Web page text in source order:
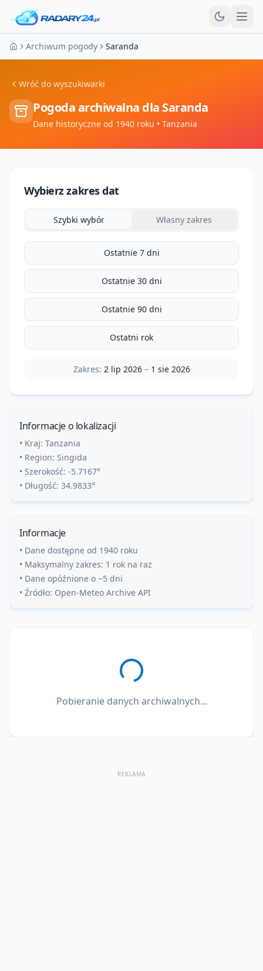
Strona główna
Archiwum pogody Saranda
Wróć do wyszukiwarki
Pogoda archiwalna dla Saranda
Dane historyczne od 1940 roku • Tanzania
Wybierz zakres dat
Szybki wybór Własny zakres
Ostatnie 7 dni
Ostatnie 30 dni
Ostatnie 90 dni
Ostatni rok
Zakres: 2 lip 2026– 1 sie 2026
Informacje o lokalizacji
• Kraj: Tanzania
• Region: Singida
• Szerokość: -5.7167°
• Długość: 34.9833°
Informacje
• Dane dostępne od 1940 roku
• Maksymalny zakres: 1 rok na raz
• Dane opóźnione o ~5 dni
• Źródło: Open-Meteo Archive API
Pobieranie danych archiwalnych...
REKLAMA